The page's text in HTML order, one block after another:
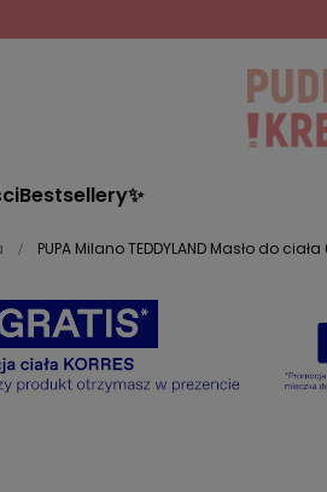
Bestsellery✨
PUPA Milano TEDDYLAND Masło do